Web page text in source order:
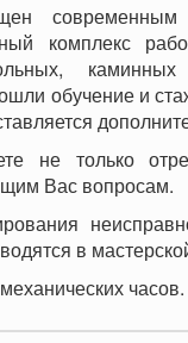
современным
комплекс
обучение и
не только
Вас вопросам.
в